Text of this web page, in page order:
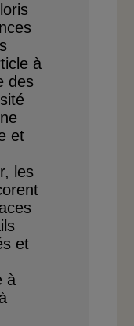
à
des
et
les
et
à